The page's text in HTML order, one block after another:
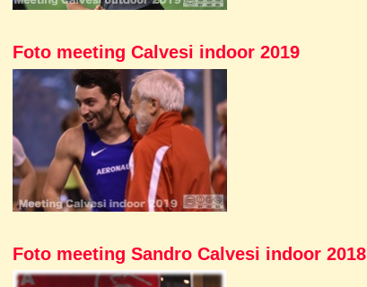
Foto meeting Calvesi indoor 2019
Foto meeting Sandro Calvesi indoor 2018